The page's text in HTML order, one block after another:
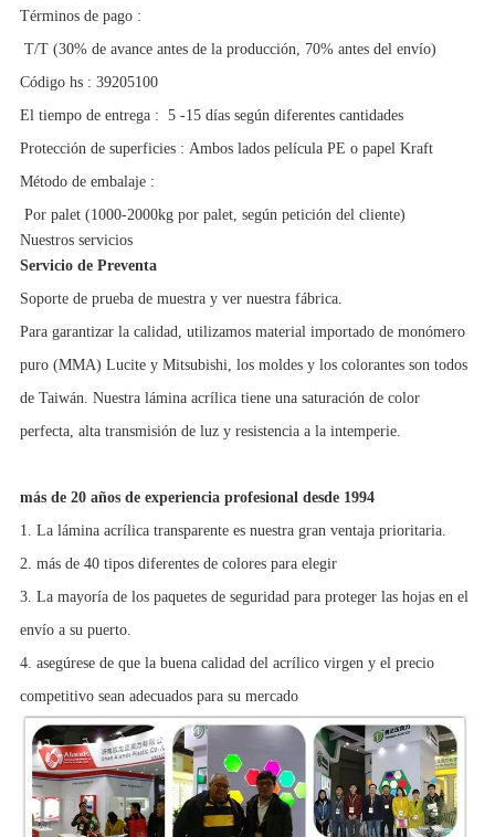
Términos de pago:
T/T (30% de avance antes de la producción, 70% antes del envío)
Código hs: 39205100
El tiempo de entrega : 5 -15 días según diferentes cantidades
Protección de superficies : Ambos lados película PE o papel Kraft
Método de embalaje:
Por palet (1000-2000kg por palet, según petición del cliente)
Nuestros servicios
Servicio de Preventa
Soporte de prueba de muestra y ver nuestra fábrica.
Para garantizar la calidad, utilizamos material importado de monómero
puro (MMA) Lucite y Mitsubishi, los moldes y los colorantes son todos
de Taiwán. Nuestra lámina acrílica tiene una saturación de color
perfecta, alta transmisión de luz y resistencia a la intemperie.
más de 20 años de experiencia profesional desde 1994
1. La lámina acrílica transparente es nuestra gran ventaja prioritaria.
2. más de 40 tipos diferentes de colores para elegir
3. La mayoría de los paquetes de seguridad para proteger las hojas en el
envío a su puerto.
4. asegúrese de que la buena calidad del acrílico virgen y el precio
competitivo sean adecuados para su mercado